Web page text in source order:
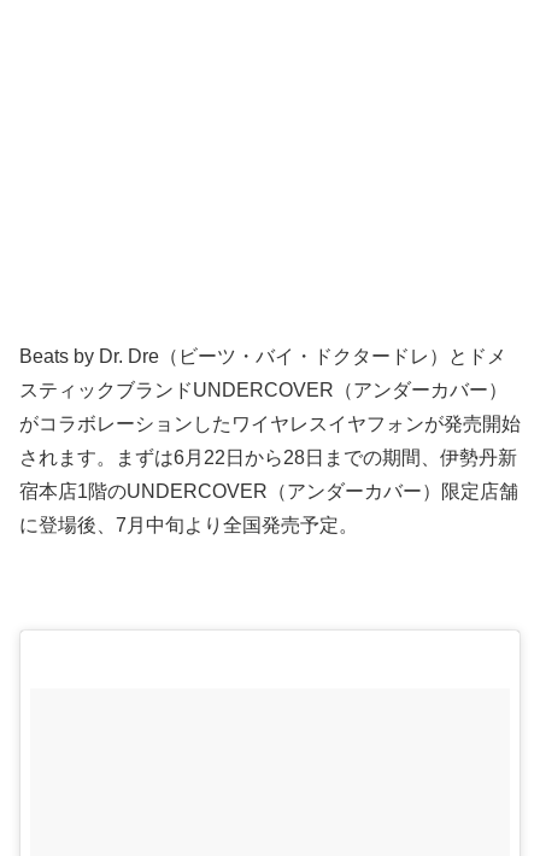
Beats by Dr. Dre（ビーツ・バイ・ドクタードレ）とドメ
スティックブランドUNDERCOVER（アンダーカバー）
がコラボレーションしたワイヤレスイヤフォンが発売開始
されます。まずは6月22日から28日までの期間、伊勢丹新
宿本店1階のUNDERCOVER（アンダーカバー）限定店舗
に登場後、7月中旬より全国発売予定。